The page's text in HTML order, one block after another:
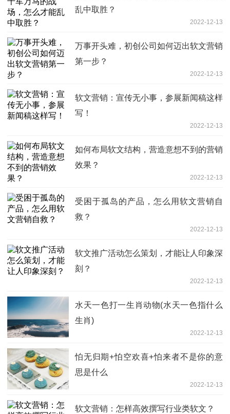
乱中取胜？
2022-12-13
万事开头难，初创公司如何迈出软文营销
第一步？
2022-12-13
软文营销：宣传无小事，参展新闻稿这样
写！
2022-12-13
如何布局软文结构，营造意想不到的营销
效果？
2022-12-13
受困于孤岛的产品，怎么用软文营销自
救？
2022-12-13
软文推广活动怎么策划，才能让人印象深
刻？
2022-12-13
水天一色打一生肖动物(水天一色指什么
生肖)
2022-12-13
怕无归期+怕空欢喜+怕来者不是你的意
思是什么
2022-12-13
软文营销：怎样高效撰写行业类软文？